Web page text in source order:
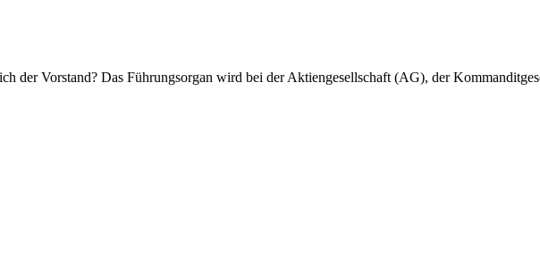
der Vorstand? Das Führungsorgan wird bei der Aktiengesellschaft (AG), der